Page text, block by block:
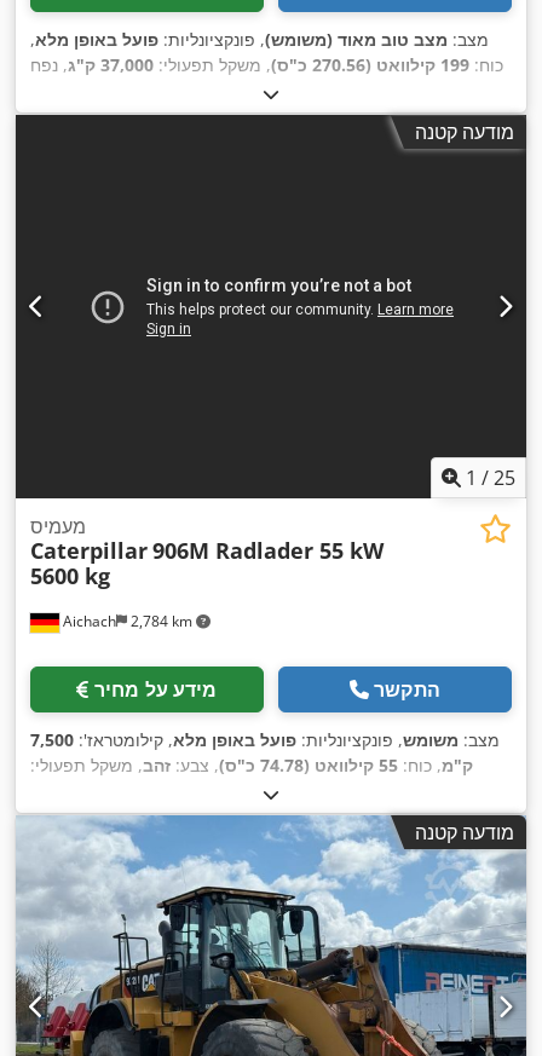
מצב: מצב טוב מאוד (משומש), פונקציונליות: פועל באופן מלא,
כוח: 199 קילוואט (270.56 כ"ס) , משקל תפעולי: 37,000 ק"ג
, נפח
, שנת ייצור:
0330DJGGE00237,
מודעה קטנה
1 /25
Aichach 2,784 km
מעמיס
Caterpillar906M Radlader 55 kW
5600 kg
מידע על מחיר התקשר
מצב: משומש, פונקציונליות: פועל באופן מלא, קילומטראז': 7,500
ק"מ, כוח: 55 קילוואט (74.78 כ"ס) , צבע: זהב, משקל תפעולי:
1,850 מ"מ
עבודה:2,500 h , ציוד:את חפירה סטנדרטית, התקן החלפה
מהירה, קְלָפוֹת מַזְלֵג (forks for pallets), תא נהג , מודעה קטנה